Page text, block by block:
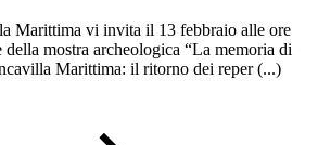
Marittima vi invita il 13 febbraio alle ore
della mostra archeologica “La memoria di
Marittima: il ritorno dei reper (...)